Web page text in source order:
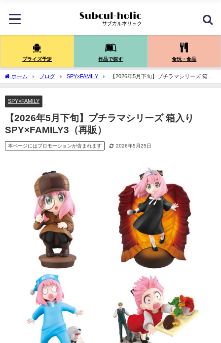
プライズ予定 作品で探す 食玩・食品
ホーム ブログ SPY×FAMILY
【2026年5月下旬】プチラマシリーズ 箱入
りSPY×FAMILY3（再販）
SPY×FAMILY
【2026年5月下旬】プチラマシリーズ 箱入り
SPY×FAMILY3（再販）
本ページにはプロモーションが含まれます 2026年5月25日